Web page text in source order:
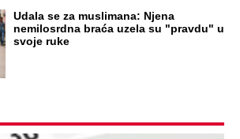
Udala se za muslimana: Njena
nemilosrdna braća uzela su "pravdu" u
svoje ruke